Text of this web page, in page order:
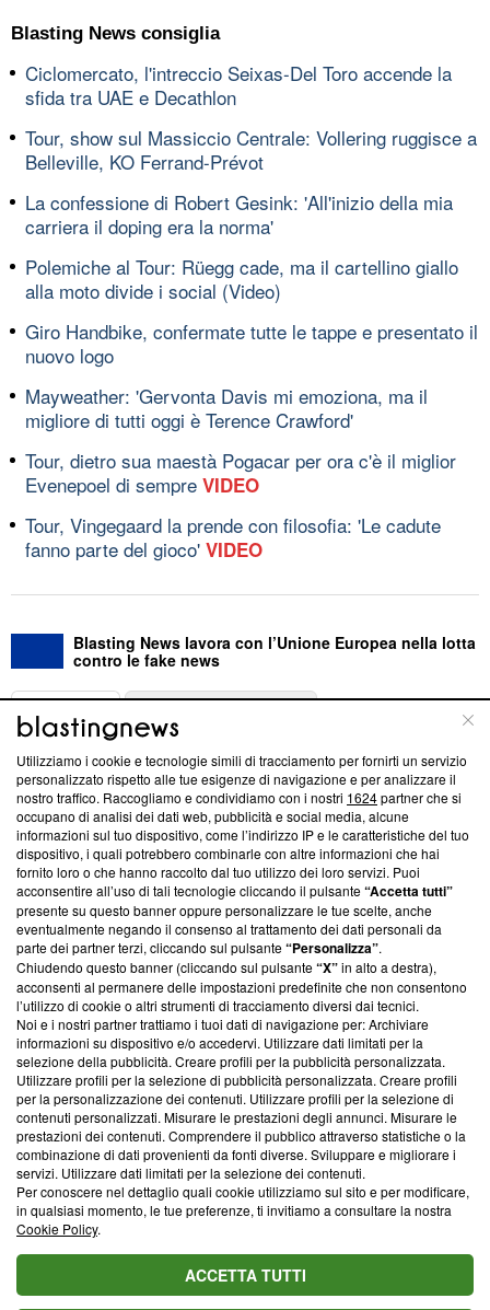
Blasting News consiglia
Ciclomercato, l'intreccio Seixas-Del Toro accende la
sfida tra UAE e Decathlon
Tour, show sul Massiccio Centrale: Vollering ruggisce a
Belleville, KO Ferrand-Prévot
La confessione di Robert Gesink: 'All'inizio della mia
carriera il doping era la norma'
Polemiche al Tour: Rüegg cade, ma il cartellino giallo
alla moto divide i social (Video)
Giro Handbike, confermate tutte le tappe e presentato il
nuovo logo
Mayweather: 'Gervonta Davis mi emoziona, ma il
migliore di tutti oggi è Terence Crawford'
Tour, dietro sua maestà Pogacar per ora c'è il miglior
Evenepoel di sempre VIDEO
Tour, Vingegaard la prende con filosofia: 'Le cadute
fanno parte del gioco' VIDEO
Blasting News lavora con l’Unione Europea nella lotta
contro le fake news
ABOUT
Questa sezione offre informazioni trasparenti su Blasting
News, sui nostri processi editoriali e su come ci impegniamo a
creare news di qualità. Inoltre, afferma la nostra aderenza a
‘Trust Project - News with Integrity’Blasting News non è
ancora membro del programma, ma ha richiesto di farne
parte; Trust Project non ha ancora effettuato una verifica di
conformità agli standard.
Su di noi
Team editoriale
Corporate
Redazione
Informativa Privacy
Cookie Policy
Blasting SA, IDI CHE-247.845.224, Via Carlo Frasca, 3 - 6900
Lugano (Svizzera) Tel:+39 0690258937
© 2026 Blasting News
Utilizziamo i cookie e tecnologie simili di tracciamento per fornirti un servizio
personalizzato rispetto alle tue esigenze di navigazione e per analizzare il
nostro traffico. Raccogliamo e condividiamo con i nostri 1624partner che si
occupano di analisi dei dati web, pubblicità e social media, alcune
informazioni sul tuo dispositivo, come l’indirizzo IP e le caratteristiche del tuo
dispositivo, i quali potrebbero combinarle con altre informazioni che hai
fornito loro o che hanno raccolto dal tuo utilizzo dei loro servizi. Puoi
acconsentire all’uso di tali tecnologie cliccando il pulsante“Accetta tutti”
presente su questo banner oppure personalizzare le tue scelte, anche
eventualmente negando il consenso al trattamento dei dati personali da
parte dei partner terzi, cliccando sul pulsante“Personalizza”.
Chiudendo questo banner (cliccando sul pulsante“X”in alto a destra),
acconsenti al permanere delle impostazioni predefinite che non consentono
l’utilizzo di cookie o altri strumenti di tracciamento diversi dai tecnici.
Noi e i nostri partner trattiamo i tuoi dati di navigazione per: Archiviare
informazioni su dispositivo e/o accedervi. Utilizzare dati limitati per la
selezione della pubblicità. Creare profili per la pubblicità personalizzata.
Utilizzare profili per la selezione di pubblicità personalizzata. Creare profili
per la personalizzazione dei contenuti. Utilizzare profili per la selezione di
contenuti personalizzati. Misurare le prestazioni degli annunci. Misurare le
prestazioni dei contenuti. Comprendere il pubblico attraverso statistiche o la
combinazione di dati provenienti da fonti diverse. Sviluppare e migliorare i
servizi. Utilizzare dati limitati per la selezione dei contenuti.
Per conoscere nel dettaglio quali cookie utilizziamo sul sito e per modificare,
in qualsiasi momento, le tue preferenze, ti invitiamo a consultare la nostra
Cookie Policy.
ACCETTA TUTTI